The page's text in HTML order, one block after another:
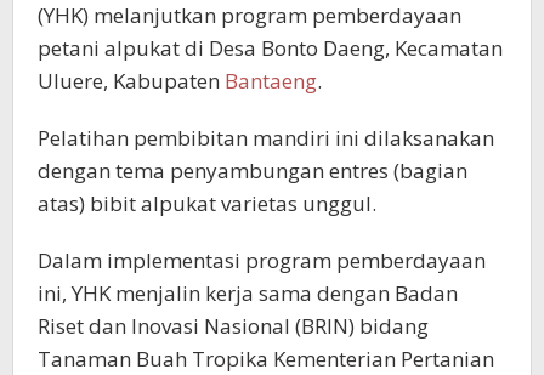
(YHK) melanjutkan program pemberdayaan
petani alpukat di Desa Bonto Daeng, Kecamatan
Uluere, Kabupaten Bantaeng.
Pelatihan pembibitan mandiri ini dilaksanakan
dengan tema penyambungan entres (bagian
atas) bibit alpukat varietas unggul.
Dalam implementasi program pemberdayaan
ini, YHK menjalin kerja sama dengan Badan
Riset dan Inovasi Nasional (BRIN) bidang
Tanaman Buah Tropika Kementerian Pertanian